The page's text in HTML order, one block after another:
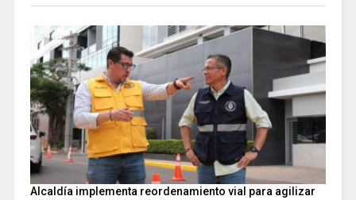
Alcaldía implementa reordenamiento vial para agilizar